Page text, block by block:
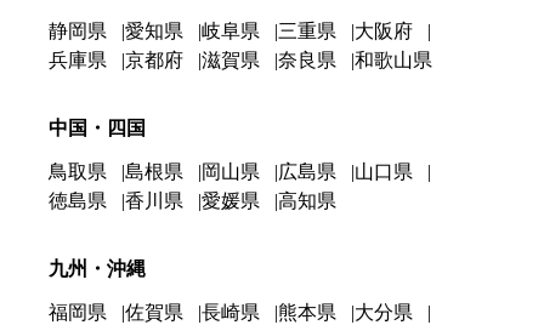
静岡県 愛知県 岐阜県 三重県
大阪府
兵庫県
京都府 滋賀県 奈良県 和歌山県
中国・四国
鳥取県 島根県 岡山県 広島県
山口県
徳島県
香川県 愛媛県 高知県
九州・沖縄
福岡県 佐賀県 長崎県 熊本県
大分県